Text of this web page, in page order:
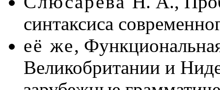
синтаксиса
её же,
Великобритании и